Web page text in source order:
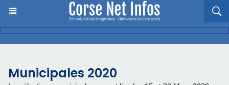
Municipales 2020